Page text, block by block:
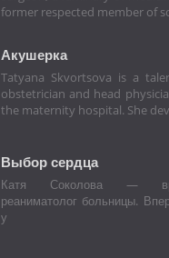
former respected member of
Акушерка
Tatyana Skvortsova is a
obstetrician and head
the maternity hospital. She
Выбор сердца
Катя Соколова —
реаниматолог больницы.
у